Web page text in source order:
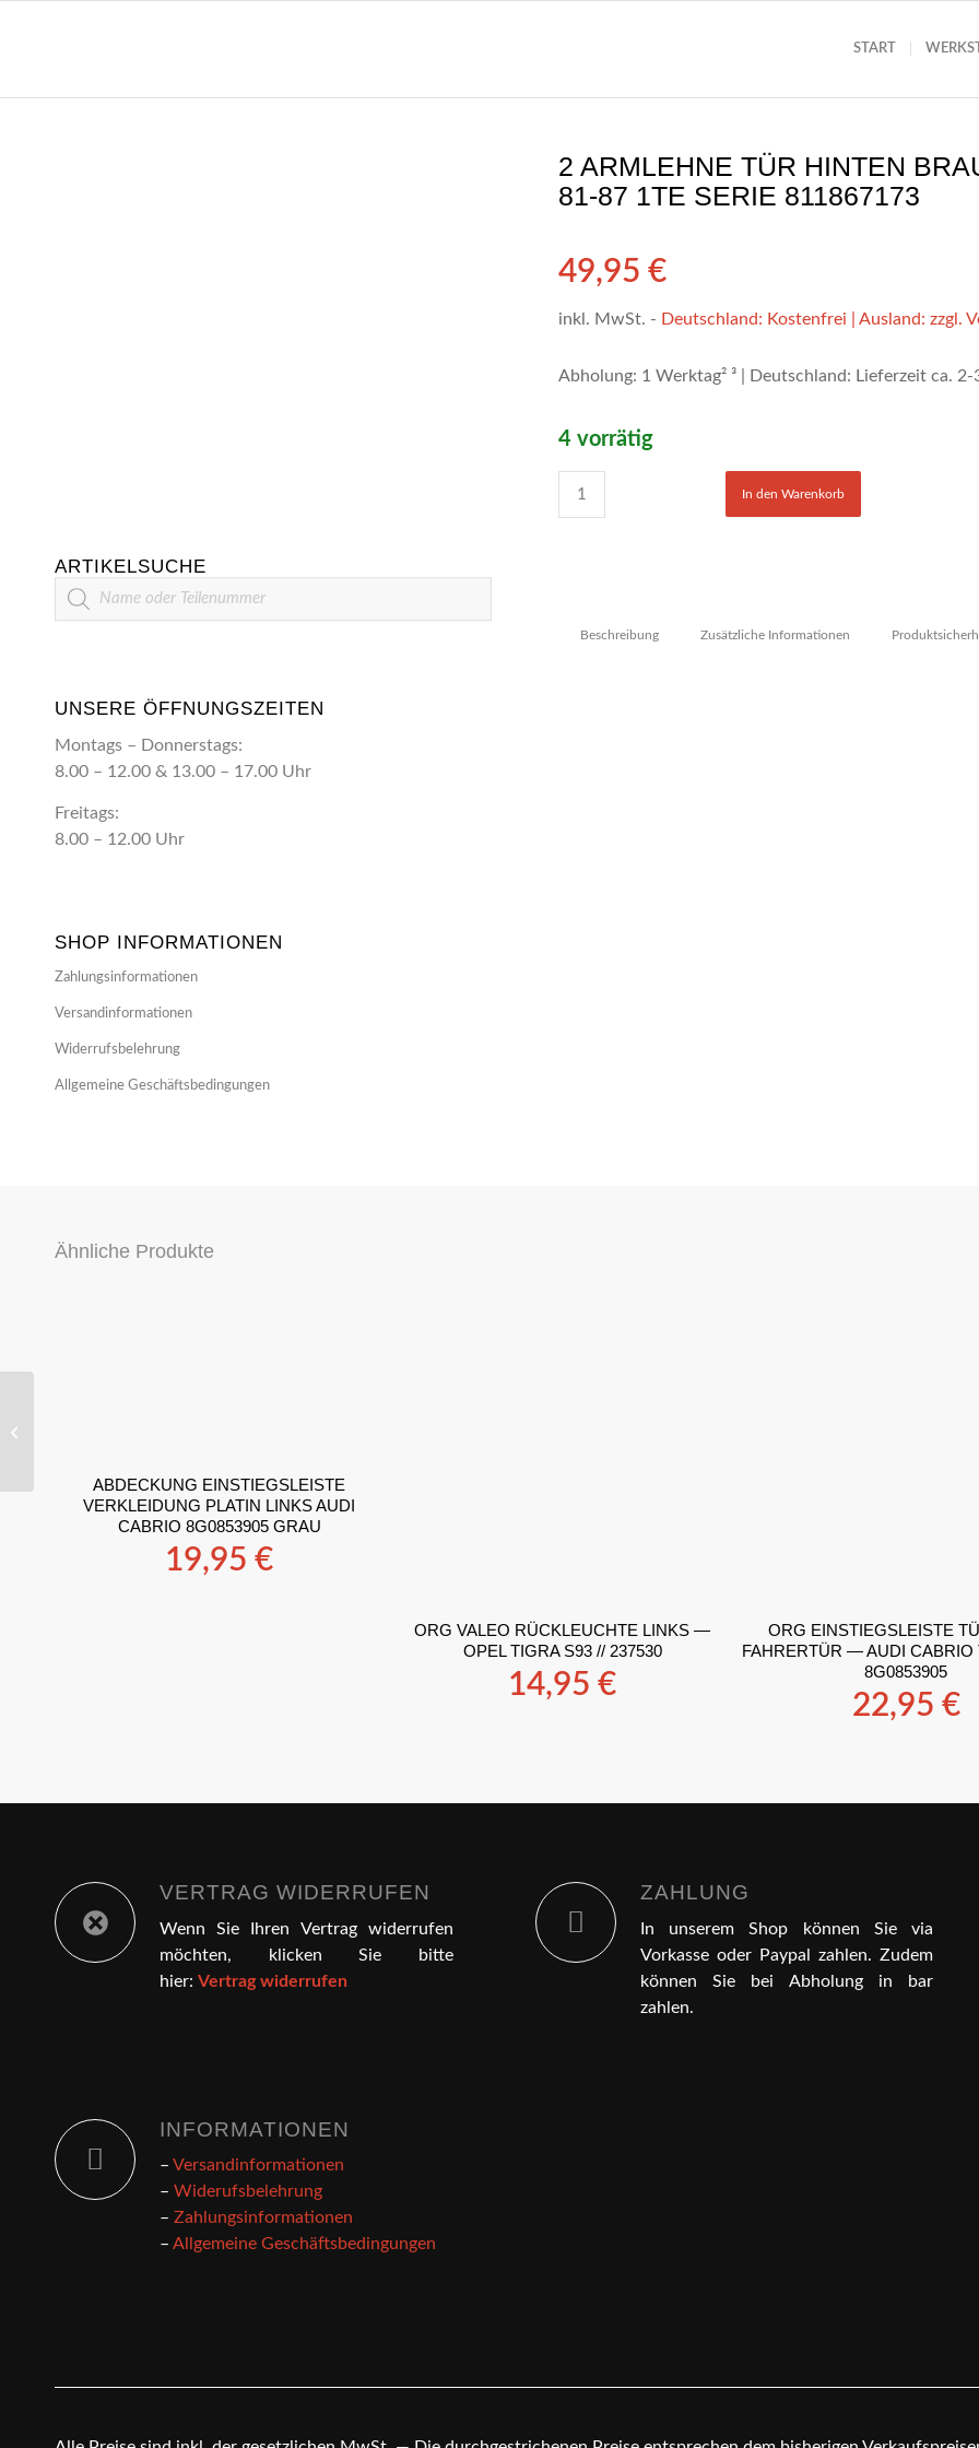
START
ARTIKELSUCHE
Artikelsuche
UNSERE ÖFFNUNGSZEITEN
Montags – Donnerstags:
8.00 – 12.00 & 13.00 – 17.00 Uhr
Freitags:
8.00 – 12.00 Uhr
SHOP INFORMATIONEN
Zahlungsinformationen
Versandinformationen
Widerrufsbelehrung
Allgemeine Geschäftsbedingungen
2 ARMLEHNE TÜR HINTEN
81-87 1TE SERIE 811867173
49,95 €
inkl. MwSt. - Deutschland: Kostenfrei | Ausland: zzgl.
Abholung: 1 Werktag² ³ | Deutschland: Lieferzeit ca. 2-
4 vorrätig
In den Warenkorb
Beschreibung Zusätzliche Informationen
Ähnliche Produkte
ABDECKUNG EINSTIEGSLEISTE
VERKLEIDUNG PLATIN LINKS AUDI
CABRIO 8G0853905 GRAU
19,95€
ORG VALEO RÜCKLEUCHTE LINKS —
OPEL TIGRA S93 // 237530
14,95€
ORG EINSTIEGSLEISTE
FAHRERTÜR — AUDI CABRIO
8G0853905
22,95 €
VERTRAG WIDERRUFEN
Wenn Sie Ihren Vertrag widerrufen
möchten, klicken Sie bitte
hier: Vertrag widerrufen
ZAHLUNG
In unserem Shop können Sie via
Vorkasse oder Paypal zahlen. Zudem
können Sie bei Abholung in bar
zahlen.
INFORMATIONEN
– Versandinformationen
– Widerufsbelehrung
– Zahlungsinformationen
– Allgemeine Geschäftsbedingungen